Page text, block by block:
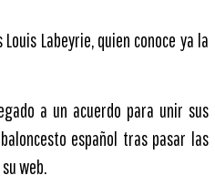
Labeyrie, quien conoce ya la
a un acuerdo para unir sus
español tras pasar las
web.